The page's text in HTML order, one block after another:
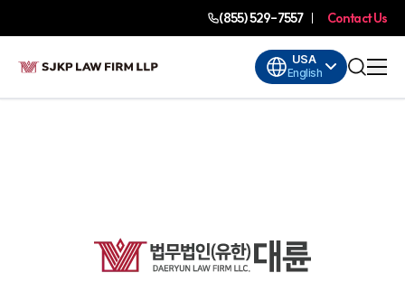
(855) 529-7557 Contact Us
USA
English